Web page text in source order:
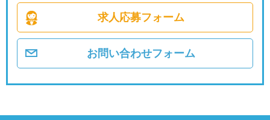
求人応募フォーム
お問い合わせフォーム